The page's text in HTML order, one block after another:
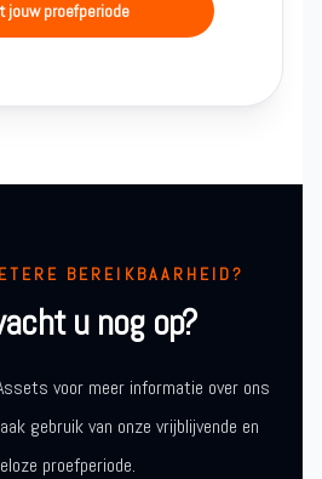
jouw proefperiode
BEREIKBAARHEID?
u nog op?
voor meer informatie over ons
gebruik van onze vrijblijvende en
proefperiode.